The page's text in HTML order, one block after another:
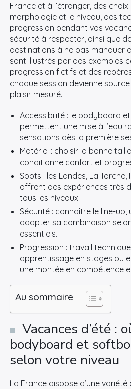
France et à l’étranger, des
morphologie et le niveau, des
progression pendant vos
sécurité à respecter, ainsi que
destinations à ne pas manquer
sont illustrés par des exemples
progression fictifs et des
chaque session devienne
plaisir mesuré.
Accessibilité : le bodyboard
permettent une mise à l’eau
sensations dès la première
Matériel : choisir la bonne
conditionne confort et
Spots : les Landes, La Torche,
offrent des expériences très
tous les niveaux.
Sécurité : connaître le line-up,
adapter sa combinaison
essentiels.
Progression : travail
apprentissage en stages ou
une montée en compétence
Au sommaire
Vacances d’été :
bodyboard et
selon votre niveau
La France dispose d’une